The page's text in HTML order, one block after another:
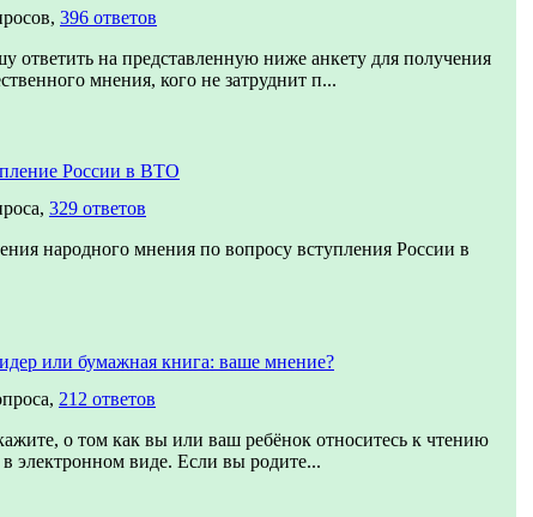
396 ответов
ответить на представленную ниже анкету для получения
мнения, кого не затруднит п...
России в ВТО
329 ответов
народного мнения по вопросу вступления России в
или бумажная книга: ваше мнение?
212 ответов
о том как вы или ваш ребёнок относитесь к чтению
электронном виде. Если вы родите...